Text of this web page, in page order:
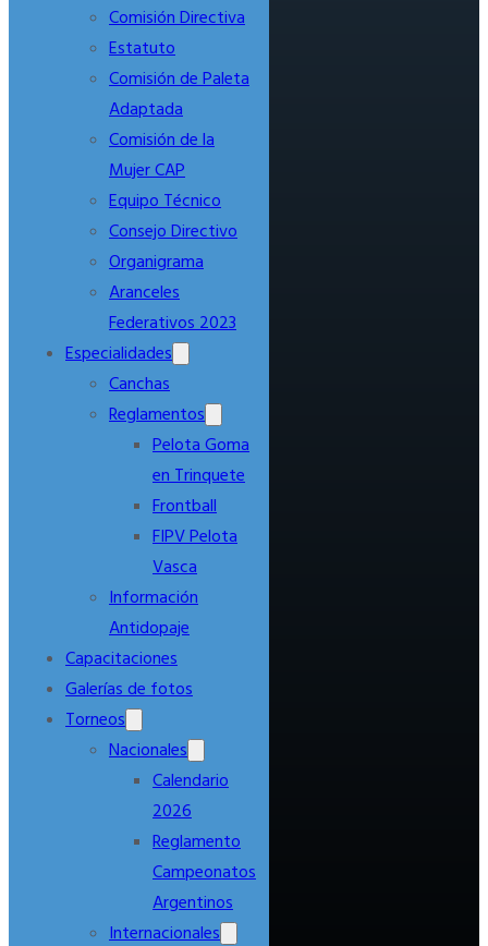
Comisión Directiva
Estatuto
Comisión de Paleta
Adaptada
Comisión de la
Mujer CAP
Equipo Técnico
Consejo Directivo
Organigrama
Aranceles
Federativos 2023
Especialidades
Canchas
Reglamentos
Pelota Goma
en Trinquete
Frontball
FIPV Pelota
Vasca
Información
Antidopaje
Capacitaciones
Galerías de fotos
Torneos
Nacionales
Calendario
2026
Reglamento
Campeonatos
Argentinos
Internacionales